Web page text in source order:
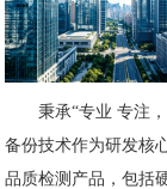
秉承“专业 专注
备份技术作为研发核
品质检测产品，包括